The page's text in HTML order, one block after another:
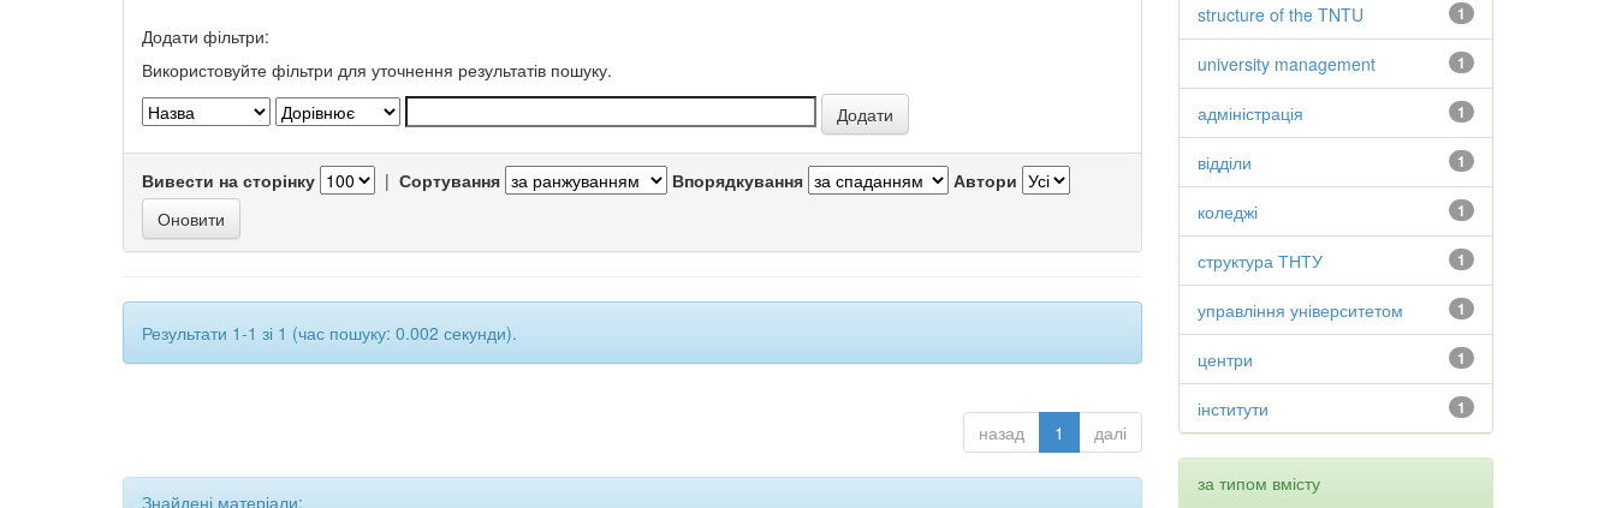
Додати фільтри:
Використовуйте фільтри для уточнення результатів пошуку.
Вивести на сторінку | Сортування Впорядкування Автори
Результати 1-1 зі 1 (час пошуку: 0.002 секунди).
назад 1 далі
Знайдені матеріали:
1
structure of the TNTU
1
university management
1
адміністрація
1
відділи
1
коледжі
1
структура ТНТУ
1
управління університетом
1
центри
1
інститути
за типом вмісту